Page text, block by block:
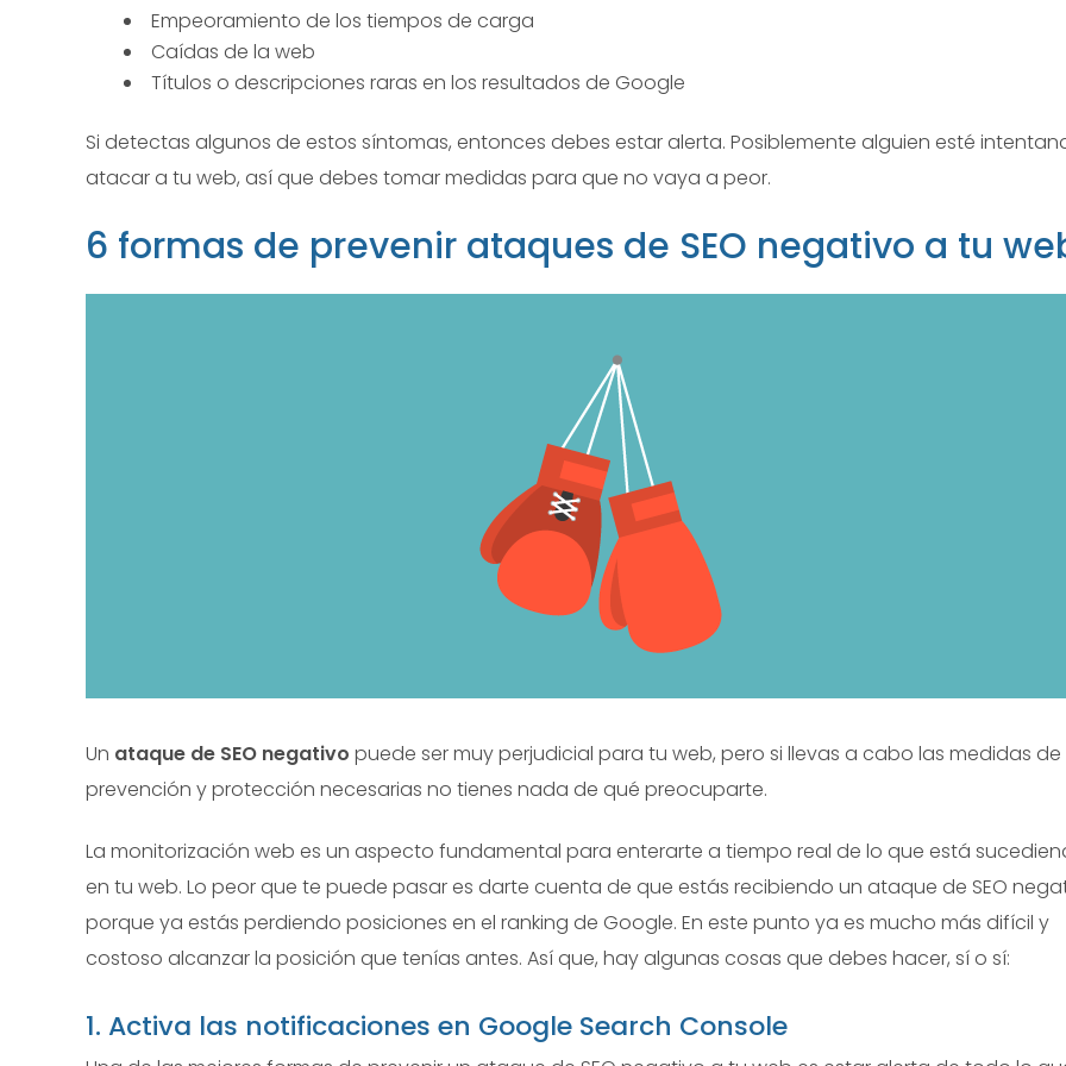
Empeoramiento de los tiempos de carga
Caídas de la web
Títulos o descripciones raras en los resultados de Google
Si detectas algunos de estos síntomas, entonces debes estar alerta. Posiblemente alguien esté
atacar a tu web, así que debes tomar medidas para que no vaya a peor.
6 formas de prevenir ataques de SEO negativo a tu
Un ataque de SEO negativo puede ser muy perjudicial para tu web, pero si llevas a cabo las medidas de
prevención y protección necesarias no tienes nada de qué preocuparte.
La monitorización web es un aspecto fundamental para enterarte a tiempo real de lo que está
en tu web. Lo peor que te puede pasar es darte cuenta de que estás recibiendo un ataque de SEO
porque ya estás perdiendo posiciones en el ranking de Google. En este punto ya es mucho más difícil y
costoso alcanzar la posición que tenías antes. Así que, hay algunas cosas que debes hacer, sí o sí:
1. Activa las notificaciones en Google Search Console